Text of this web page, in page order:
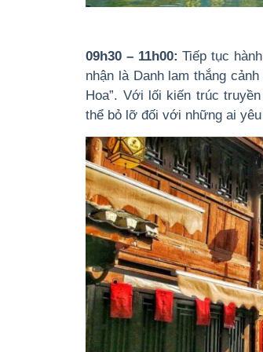
09h30 – 11h00: Tiếp tục
nhận là Danh lam thắng
Hoa”. Với lối kiến trúc
thể bỏ lỡ đối với những ai